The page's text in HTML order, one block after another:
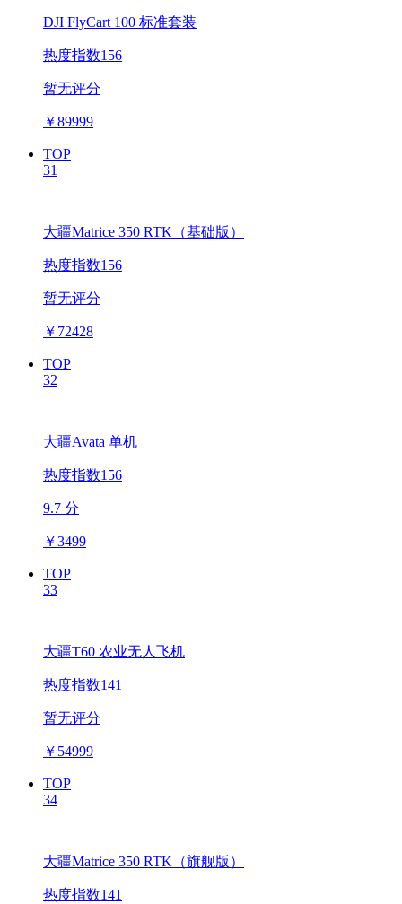
DJI FlyCart 100 标准套装
热度指数156
暂无评分
￥89999
TOP
31
大疆Matrice 350 RTK（基础版）
热度指数156
暂无评分
￥ 72428
TOP
32
大疆Avata 单机
热度指数156
9.7 分
￥3499
TOP
33
大疆T60 农业无人飞机
热度指数141
暂无评分
￥ 54999
TOP
34
大疆Matrice 350 RTK（旗舰版）
热度指数141